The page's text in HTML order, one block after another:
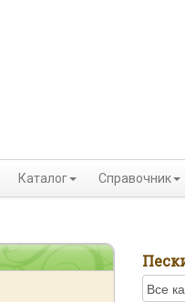
Каталог Справочник